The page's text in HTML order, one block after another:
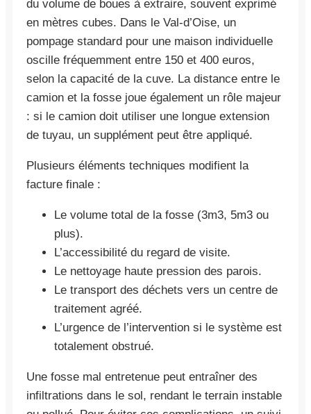
du volume de boues à extraire, souvent exprimé
en mètres cubes. Dans le Val-d’Oise, un
pompage standard pour une maison individuelle
oscille fréquemment entre 150 et 400 euros,
selon la capacité de la cuve. La distance entre le
camion et la fosse joue également un rôle majeur
: si le camion doit utiliser une longue extension
de tuyau, un supplément peut être appliqué.
Plusieurs éléments techniques modifient la
facture finale :
Le volume total de la fosse (3m3, 5m3 ou
plus).
L’accessibilité du regard de visite.
Le nettoyage haute pression des parois.
Le transport des déchets vers un centre de
traitement agréé.
L’urgence de l’intervention si le système est
totalement obstrué.
Une fosse mal entretenue peut entraîner des
infiltrations dans le sol, rendant le terrain instable